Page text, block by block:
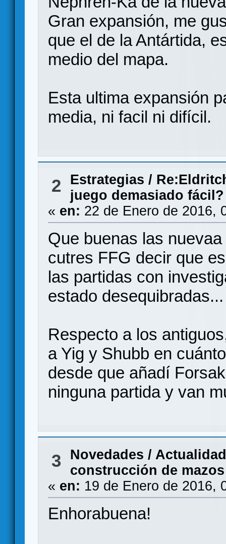
Gran expansión, me
que el de la Antártida,
medio del mapa.
Esta ultima expansión
media, ni facil ni difícil.
2 Estrategias /
juego demasiado fácil?
« en: 22 de Enero de 2016,
Que buenas las
cutres FFG decir que
las partidas con
estado desequibradas...
Respecto a los
a Yig y Shubb en
desde que añadí
ninguna partida y van
3
Novedades / Actualidad
construcción de
« en: 19 de Enero de 2016,
Enhorabuena!